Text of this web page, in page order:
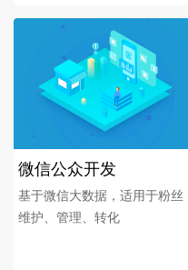
微信公众开发
基于微信大数据，适用于粉丝
维护、管理、转化